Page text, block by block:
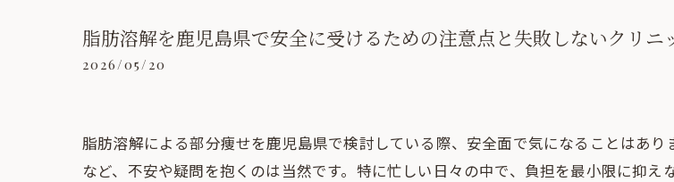
脂肪溶解を鹿児島県で安全に受けるための注意点と失敗しないクリニ
2026/05/20
脂肪溶解による部分痩せを鹿児島県で検討している際、安全面で気になることはあ
など、不安や疑問を抱くのは当然です。特に忙しい日々の中で、負担を最小限に抑え